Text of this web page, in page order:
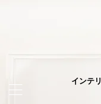
インテ